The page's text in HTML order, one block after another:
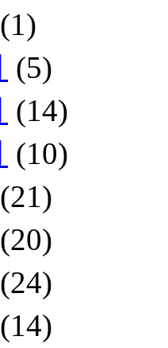
(1)
(5)
(14)
(10)
(21)
(20)
(24)
(14)